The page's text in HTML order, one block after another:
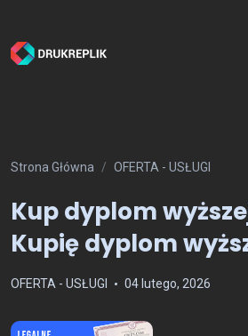
Strona Główna OFERTA - USŁUGI
Kup dyplom
Kupię dyplom
OFERTA - USŁUGI 04 lutego, 2026